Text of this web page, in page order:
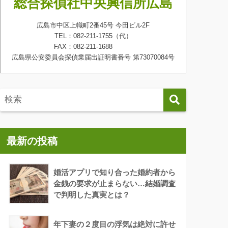
広島市中区上幟町2番45号 今田ビル2F
TEL：082-211-1755（代）
FAX：082-211-1688
広島県公安委員会探偵業届出証明書番号 第73070084号
最新の投稿
婚活アプリで知り合った婚約者から
金銭の要求が止まらない…結婚調査
で判明した真実とは？
年下妻の２度目の浮気は絶対に許せ